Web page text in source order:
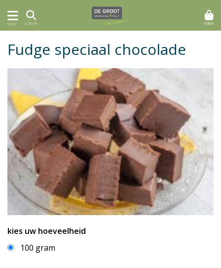
MENU ZOEKEN MAND
Fudge speciaal chocolade
kies uw hoeveelheid
100 gram